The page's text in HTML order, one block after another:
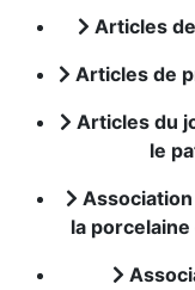
Articles
Articles de
Articles du
le
la